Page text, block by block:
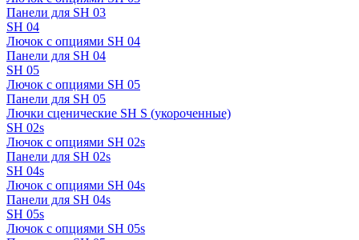
Панели для SH 03
SH 04
Лючок с опциями SH 04
Панели для SH 04
SH 05
Лючок с опциями SH 05
Панели для SH 05
Лючки сценические SH S (укороченные)
SH 02s
Лючок с опциями SH 02s
Панели для SH 02s
SH 04s
Лючок с опциями SH 04s
Панели для SH 04s
SH 05s
Лючок с опциями SH 05s